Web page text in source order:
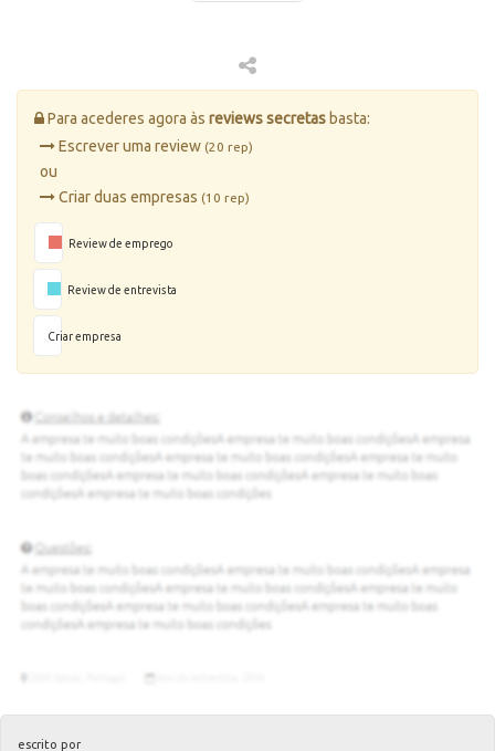
Para acederes agora às reviews secretas basta:
Escrever uma review (20 rep)
ou
Criar duas empresas (10 rep)
Review de emprego
Review de entrevista
Criar empresa
escrito por